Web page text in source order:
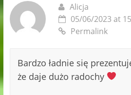
Alicja
05/06/2023 at
Permalink
Bardzo ładnie się
że daje dużo radochy